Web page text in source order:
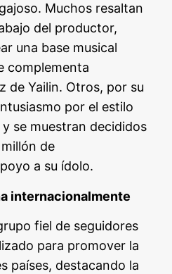
Muchos resaltan
del productor,
una base musical
complementa
de Yailin. Otros, por su
por el estilo
se muestran decididos
de
a su ídolo.
internacionalmente
fiel de seguidores
para promover la
países, destacando la